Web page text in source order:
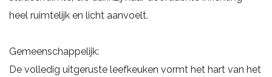
heel ruimtelijk en licht aanvoelt.
Gemeenschappelijk:
De volledig uitgeruste leefkeuken vormt het hart van het